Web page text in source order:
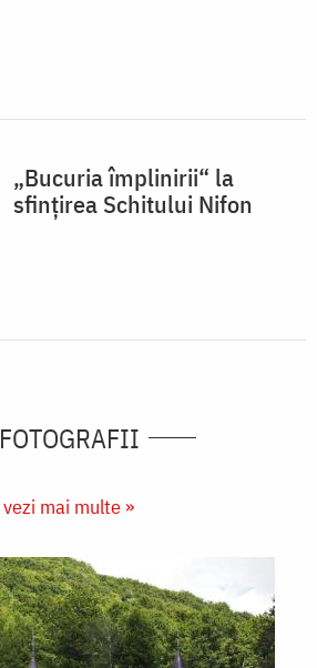
„Bucuria împlinirii“ la
sfinţirea Schitului Nifon
FOTOGRAFII
vezi mai multe »